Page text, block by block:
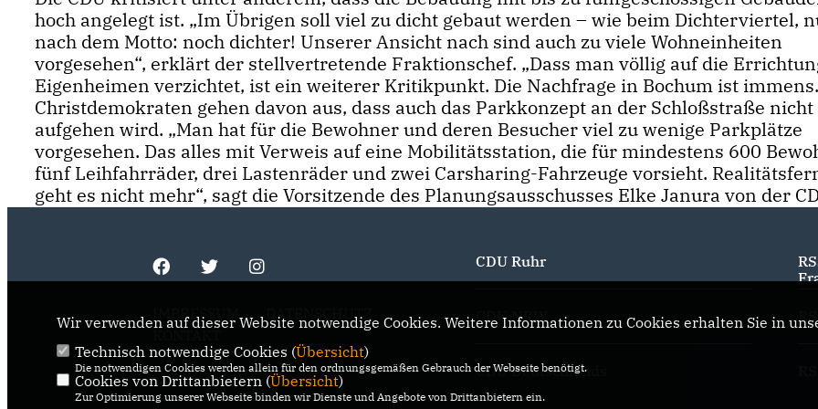
hoch angelegt ist. „Im Übrigen soll viel zu dicht gebaut werden – wie beim Dichterviertel,
nach dem Motto: noch dichter! Unserer Ansicht nach sind auch zu viele Wohneinheiten
vorgesehen“, erklärt der stellvertretende Fraktionschef. „Dass man völlig auf die
Eigenheimen verzichtet, ist ein weiterer Kritikpunkt. Die Nachfrage in Bochum ist
Christdemokraten gehen davon aus, dass auch das Parkkonzept an der Schloßstraße nicht
aufgehen wird. „Man hat für die Bewohner und deren Besucher viel zu wenige Parkplätze
vorgesehen. Das alles mit Verweis auf eine Mobilitätsstation, die für mindestens 600
fünf Leihfahrräder, drei Lastenräder und zwei Carsharing-Fahrzeuge vorsieht.
geht es nicht mehr“, sagt die Vorsitzende des Planungsausschusses Elke Janura von der
IMPRESSUM
DATENSCHUTZ
CDU Ruhr
CDU NRW
CDU Deutschlands
Wir verwenden auf dieser Website notwendige Cookies. Weitere Informationen zu Cookies erhalten Sie in
Technisch notwendige Cookies (Übersicht)
Die notwendigen Cookies werden allein für den ordnungsgemäßen Gebrauch der Webseite benötigt.
Cookies von Drittanbietern (Übersicht)
Zur Optimierung unserer Webseite binden wir Dienste und Angebote von Drittanbietern ein.